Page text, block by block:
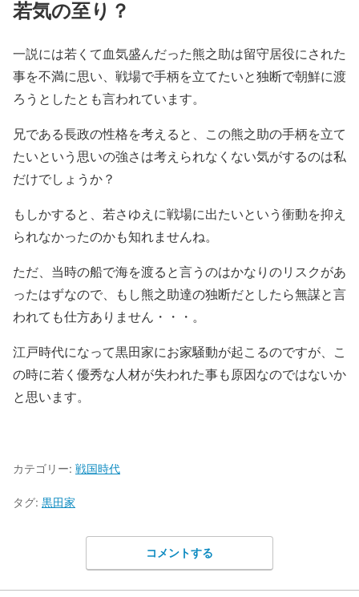
若気の至り？
一説には若くて血気盛んだった熊之助は留守居役にされた
事を不満に思い、戦場で手柄を立てたいと独断で朝鮮に渡
ろうとしたとも言われています。
兄である長政の性格を考えると、この熊之助の手柄を立て
たいという思いの強さは考えられなくない気がするのは私
だけでしょうか？
もしかすると、若さゆえに戦場に出たいという衝動を抑え
られなかったのかも知れませんね。
ただ、当時の船で海を渡ると言うのはかなりのリスクがあ
ったはずなので、もし熊之助達の独断だとしたら無謀と言
われても仕方ありません・・・。
江戸時代になって黒田家にお家騒動が起こるのですが、こ
の時に若く優秀な人材が失われた事も原因なのではないか
と思います。
カテゴリー: 戦国時代
タグ: 黒田家
コメントする